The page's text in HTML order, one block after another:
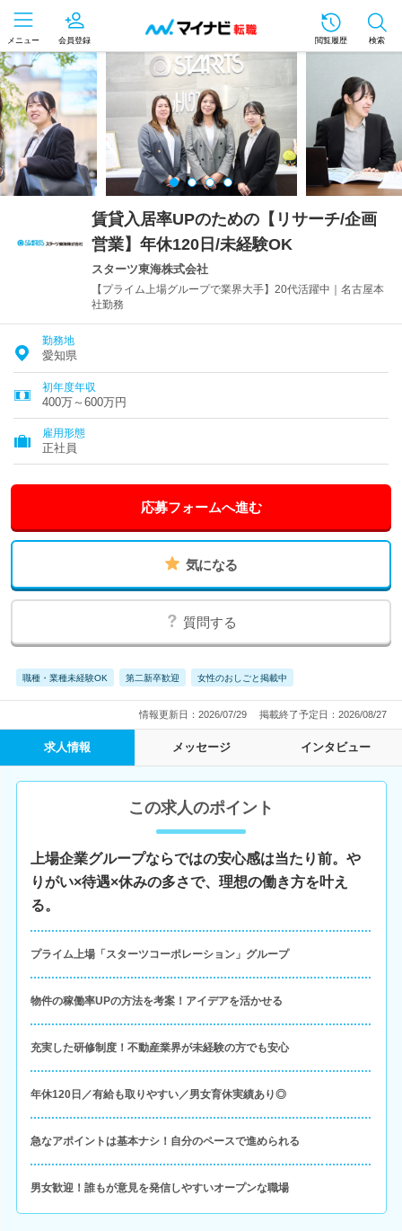
メニュー 会員登録 閲覧履歴 検索
賃貸入居率UPのための【リサーチ/企画
営業】年休120日/未経験OK
スターツ東海株式会社
【プライム上場グループで業界大手】20代活躍中｜名古屋本
社勤務
勤務地
愛知県
初年度年収
400万～600万円
雇用形態
正社員
応募フォームへ進む
気になる
質問する
職種・業種未経験OK 第二新卒歓迎 女性のおしごと掲載中
情報更新日：2026/07/29 掲載終了予定日：2026/08/27
求人情報 メッセージ インタビュー
この求人のポイント
上場企業グループならではの安心感は当たり前。や
りがい×待遇×休みの多さで、理想の働き方を叶え
る。
プライム上場「スターツコーポレーション」グループ
物件の稼働率UPの方法を考案！アイデアを活かせる
充実した研修制度！不動産業界が未経験の方でも安心
年休120日／有給も取りやすい／男女育休実績あり◎
急なアポイントは基本ナシ！自分のペースで進められる
男女歓迎！誰もが意見を発信しやすいオープンな職場